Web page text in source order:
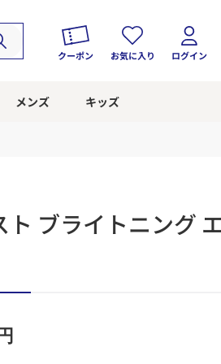
クーポン お気に入り ログイン
メンズ キッズ
ブライトニング